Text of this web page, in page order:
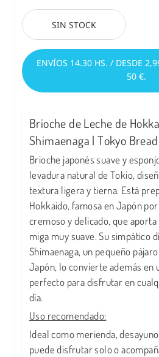
SIN STOCK
ENVÍOS 14.30 HS. / DESDE
50 €.
Brioche de Leche de
Shimaenaga | Tokyo
Brioche japonés suave y
levadura natural de Tokio,
textura ligera y tierna. Está
Hokkaido, famosa en Japón
cremoso y delicado, que
miga muy suave. Su simpático
Shimaenaga, un pequeño
Japón, lo convierte además en
perfecto para disfrutar en
día.
Uso recomendado:
Ideal como merienda,
puede disfrutar solo o